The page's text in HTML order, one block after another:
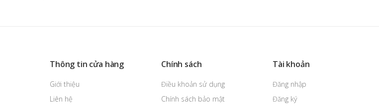
Thông tin cửa hàng
Giới thiệu
Liên hệ
Chính sách
Điều khoản sử dụng
Chính sách bảo mật
Tài khoản
Đăng nhập
Đăng ký